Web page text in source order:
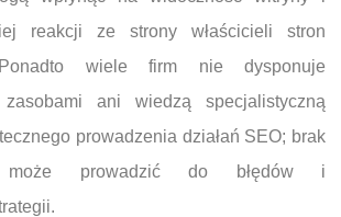
reakcji ze strony właścicieli stron
Ponadto wiele firm nie dysponuje
zasobami ani wiedzą specjalistyczną
prowadzenia działań SEO; brak
może prowadzić do błędów i